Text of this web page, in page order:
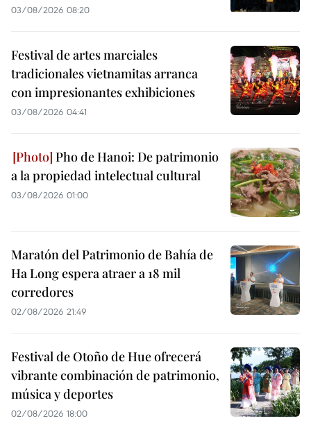
03/08/2026 08:20
Festival de artes marciales
tradicionales vietnamitas arranca
con impresionantes exhibiciones
03/08/2026 04:41
Pho de Hanoi: De patrimonio
a la propiedad intelectual cultural
03/08/2026 01:00
Maratón del Patrimonio de Bahía de
Ha Long espera atraer a 18 mil
corredores
02/08/2026 21:49
Festival de Otoño de Hue ofrecerá
vibrante combinación de patrimonio,
música y deportes
02/08/2026 18:00